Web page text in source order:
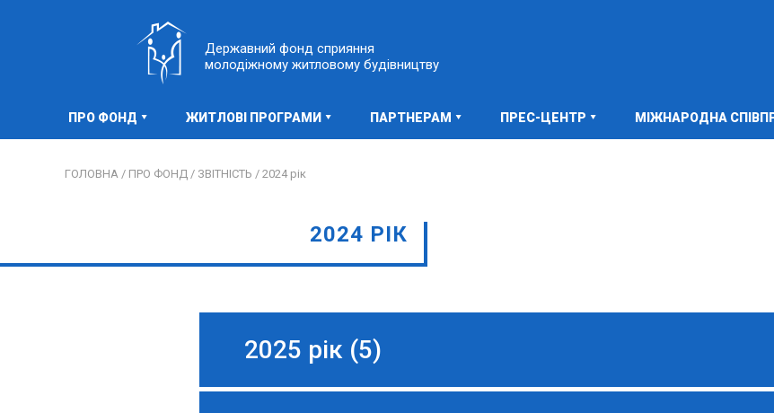
Державний фонд сприяння
молодіжному житловому будівництву
ПРО ФОНД ЖИТЛОВІ ПРОГРАМИ ПАРТНЕРАМ ПРЕС-ЦЕНТР МІЖНАРОДНА
ГОЛОВНА / ПРО ФОНД / ЗВІТНІСТЬ / 2024 рік
2024 РІК
2025 рік (5)